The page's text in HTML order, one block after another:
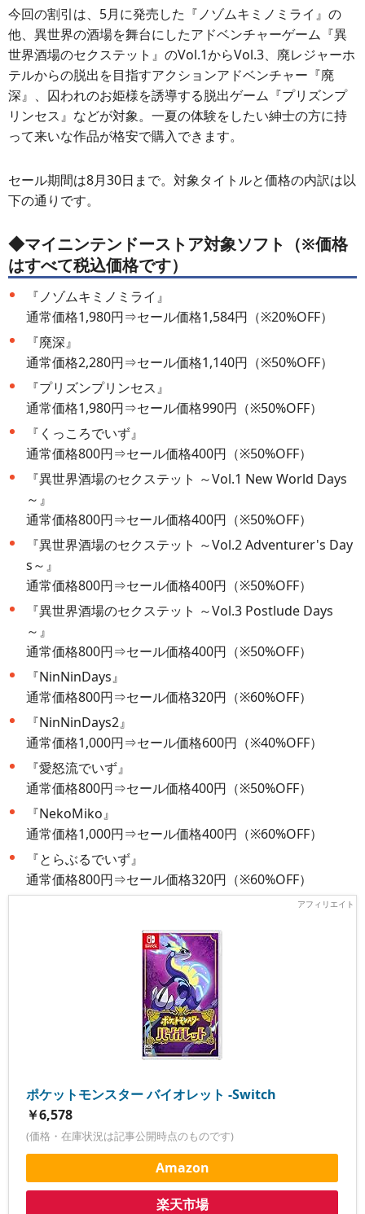
今回の割引は、5月に発売した『ノゾムキミノミライ』の
他、異世界の酒場を舞台にしたアドベンチャーゲーム『異
世界酒場のセクステット』のVol.1からVol.3、廃レジャーホ
テルからの脱出を目指すアクションアドベンチャー『廃
深』、囚われのお姫様を誘導する脱出ゲーム『プリズンプ
リンセス』などが対象。一夏の体験をしたい紳士の方に持
って来いな作品が格安で購入できます。
セール期間は8月30日まで。対象タイトルと価格の内訳は以
下の通りです。
◆マイニンテンドーストア対象ソフト（※価格
はすべて税込価格です）
『ノゾムキミノミライ』
通常価格1,980円⇒セール価格1,584円（※20%OFF）
『廃深』
通常価格2,280円⇒セール価格1,140円（※50%OFF）
『プリズンプリンセス』
通常価格1,980円⇒セール価格990円（※50%OFF）
『くっころでいず』
通常価格800円⇒セール価格400円（※50%OFF）
『異世界酒場のセクステット ～Vol.1 New World Days
～』
通常価格800円⇒セール価格400円（※50%OFF）
『異世界酒場のセクステット ～Vol.2 Adventurer's Day
s～』
通常価格800円⇒セール価格400円（※50%OFF）
『異世界酒場のセクステット ～Vol.3 Postlude Days
～』
通常価格800円⇒セール価格400円（※50%OFF）
『NinNinDays』
通常価格800円⇒セール価格320円（※60%OFF）
『NinNinDays2』
通常価格1,000円⇒セール価格600円（※40%OFF）
『愛怒流でいず』
通常価格800円⇒セール価格400円（※50%OFF）
『NekoMiko』
通常価格1,000円⇒セール価格400円（※60%OFF）
『とらぶるでいず』
通常価格800円⇒セール価格320円（※60%OFF）
ポケットモンスター バイオレット -Switch
￥6,578
(価格・在庫状況は記事公開時点のものです)
Amazon
楽天市場